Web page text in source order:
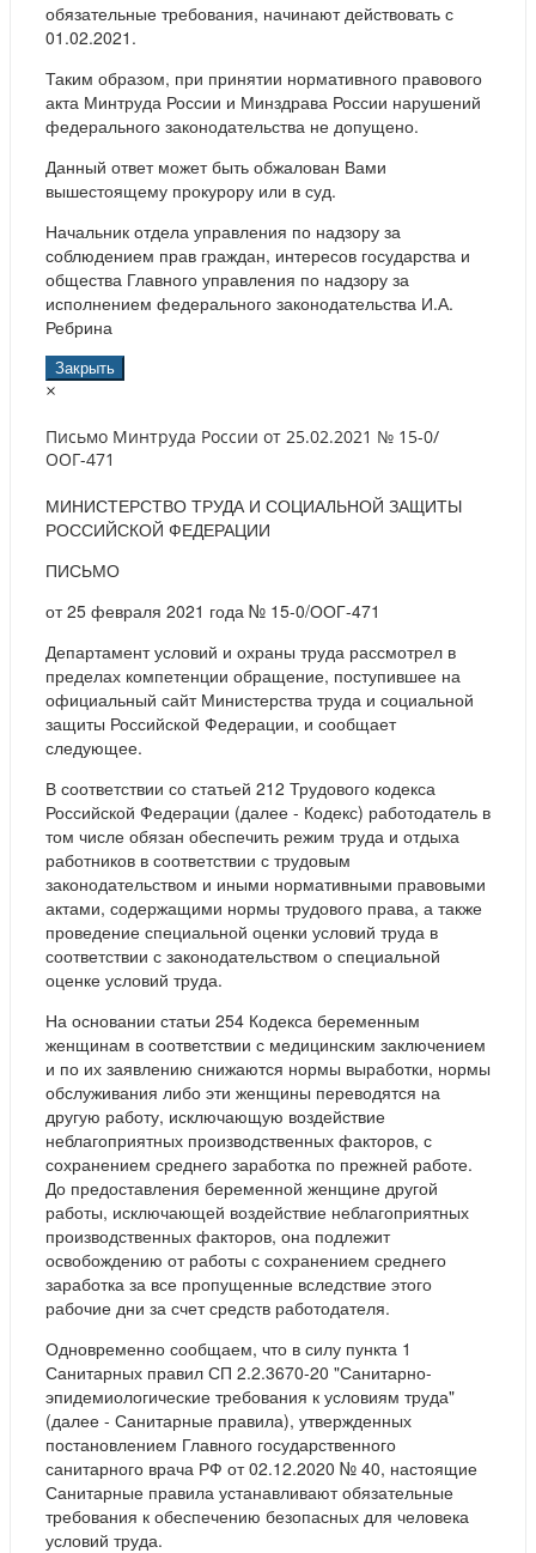
обязательные требования, начинают действовать с
01.02.2021.
Таким образом, при принятии нормативного правового
акта Минтруда России и Минздрава России нарушений
федерального законодательства не допущено.
Данный ответ может быть обжалован Вами
вышестоящему прокурору или в суд.
Начальник отдела управления по надзору за
соблюдением прав граждан, интересов государства и
общества Главного управления по надзору за
исполнением федерального законодательства И.А.
Ребрина
Закрыть
×
Письмо Минтруда России от 25.02.2021 № 15-0/
ООГ-471
МИНИСТЕРСТВО ТРУДА И СОЦИАЛЬНОЙ ЗАЩИТЫ
РОССИЙСКОЙ ФЕДЕРАЦИИ
ПИСЬМО
от 25 февраля 2021 года № 15-0/ООГ-471
Департамент условий и охраны труда рассмотрел в
пределах компетенции обращение, поступившее на
официальный сайт Министерства труда и социальной
защиты Российской Федерации, и сообщает
следующее.
В соответствии со статьей 212 Трудового кодекса
Российской Федерации (далее - Кодекс) работодатель в
том числе обязан обеспечить режим труда и отдыха
работников в соответствии с трудовым
законодательством и иными нормативными правовыми
актами, содержащими нормы трудового права, а также
проведение специальной оценки условий труда в
соответствии с законодательством о специальной
оценке условий труда.
На основании статьи 254 Кодекса беременным
женщинам в соответствии с медицинским заключением
и по их заявлению снижаются нормы выработки, нормы
обслуживания либо эти женщины переводятся на
другую работу, исключающую воздействие
неблагоприятных производственных факторов, с
сохранением среднего заработка по прежней работе.
До предоставления беременной женщине другой
работы, исключающей воздействие неблагоприятных
производственных факторов, она подлежит
освобождению от работы с сохранением среднего
заработка за все пропущенные вследствие этого
рабочие дни за счет средств работодателя.
Одновременно сообщаем, что в силу пункта 1
Санитарных правил СП 2.2.3670-20 "Санитарно-
эпидемиологические требования к условиям труда"
(далее - Санитарные правила), утвержденных
постановлением Главного государственного
санитарного врача РФ от 02.12.2020 № 40, настоящие
Санитарные правила устанавливают обязательные
требования к обеспечению безопасных для человека
условий труда.